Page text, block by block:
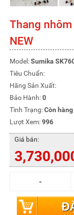
Thang
NEW
Model:Sumika
Tiêu Chuẩn:
Hãng Sản Xuất:
Bảo Hành:0
Tình Trạng:Còn hàng
Lượt Xem:996
Giá bán: